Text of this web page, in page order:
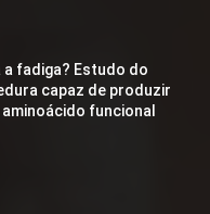
a fadiga? Estudo do
capaz de produzir
funcional